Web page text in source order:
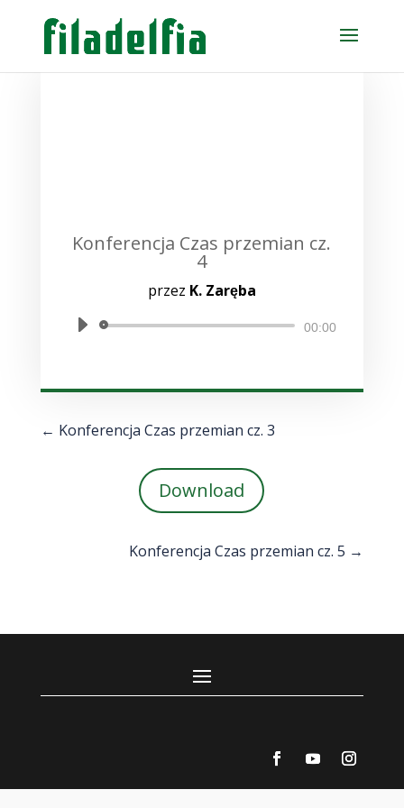
Konferencja Czas przemian cz.
4
przez K. Zaręba
Odtwarzacz
00:00
← Konferencja Czas przemian cz. 3
Download
Konferencja Czas przemian cz. 5 →